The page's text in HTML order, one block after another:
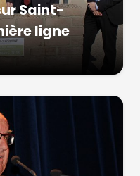
Saint-
ligne